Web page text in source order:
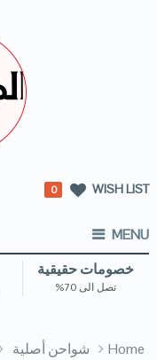
WISH LIST
0
MENU
خصومات حقيقية
تصل الى 70%
Home شواحن أصلية